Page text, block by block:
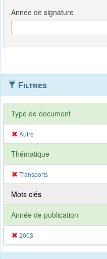
Filtres
Type de document
Autre
Thématique
Transports
Mots clés
Année de publication
2003